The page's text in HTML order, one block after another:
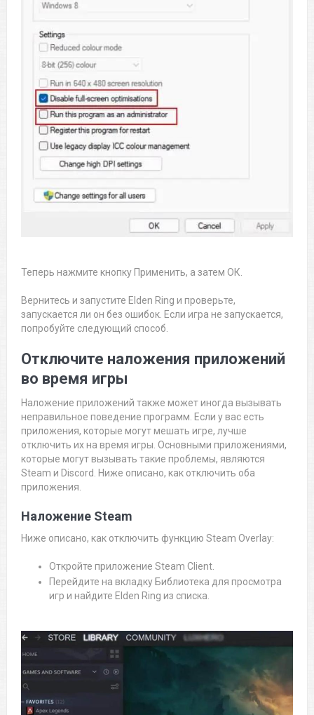
Теперь нажмите кнопку Применить, а затем ОК.
Вернитесь и запустите Elden Ring и проверьте,
запускается ли он без ошибок. Если игра не запускается,
попробуйте следующий способ.
Отключите наложения приложений
во время игры
Наложение приложений также может иногда вызывать
неправильное поведение программ. Если у вас есть
приложения, которые могут мешать игре, лучше
отключить их на время игры. Основными приложениями,
которые могут вызывать такие проблемы, являются
Steam и Discord. Ниже описано, как отключить оба
приложения.
Наложение Steam
Ниже описано, как отключить функцию Steam Overlay:
Откройте приложение Steam Client.
Перейдите на вкладку Библиотека для просмотра
игр и найдите Elden Ring из списка.